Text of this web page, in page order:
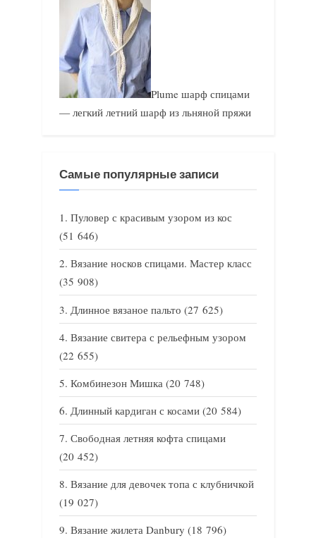
Plume шарф спицами
— легкий летний шарф из льняной пряжи
Самые популярные записи
Пуловер с красивым узором из кос
(51 646)
Вязание носков спицами. Мастер класс
(35 908)
Длинное вязаное пальто (27 625)
Вязание свитера с рельефным узором
(22 655)
Комбинезон Мишка (20 748)
Длинный кардиган с косами (20 584)
Свободная летняя кофта спицами
(20 452)
Вязание для девочек топа с клубничкой
(19 027)
Вязание жилета Danbury (18 796)